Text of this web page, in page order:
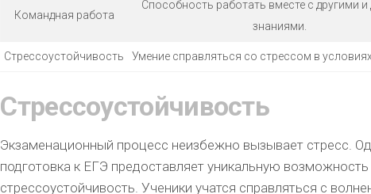
Командная работа
Способность работать вместе с другими и
знаниями.
Стрессоустойчивость Умение справляться со стрессом в
Стрессоустойчивость
Экзаменационный процесс неизбежно вызывает стресс.
подготовка к ЕГЭ предоставляет уникальную возможность
стрессоустойчивость. Ученики учатся справляться с